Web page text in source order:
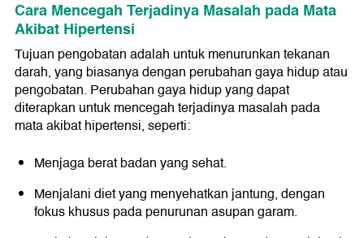
Cara Mencegah Terjadinya Masalah pada Mata
Akibat Hipertensi
Tujuan pengobatan adalah untuk menurunkan tekanan
darah, yang biasanya dengan perubahan gaya hidup atau
pengobatan. Perubahan gaya hidup yang dapat
diterapkan untuk mencegah terjadinya masalah pada
mata akibat hipertensi, seperti:
Menjaga berat badan yang sehat.
Menjalani diet yang menyehatkan jantung, dengan
fokus khusus pada penurunan asupan garam.